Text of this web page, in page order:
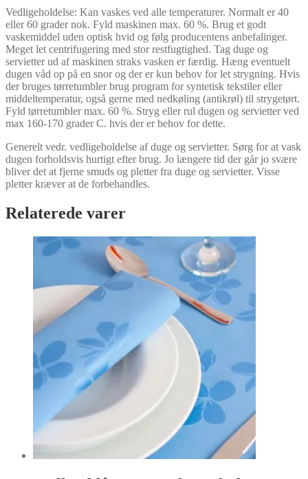
Vedligeholdelse: Kan vaskes ved alle temperaturer. Normalt er 40
eller 60 grader nok. Fyld maskinen max. 60 %. Brug et godt
vaskemiddel uden optisk hvid og følg producentens anbefalinger.
Meget let centrifugering med stor restfugtighed. Tag duge og
servietter ud af maskinen straks vasken er færdig. Hæng eventuelt
dugen våd op på en snor og der er kun behov for let strygning. Hvis
der bruges tørretumbler brug program for syntetisk tekstiler eller
middeltemperatur, også gerne med nedkøling (antikrøl) til strygetørt.
Fyld tørretumbler max. 60 %. Stryg eller rul dugen og servietter ved
max 160-170 grader C. hvis der er behov for dette.
Generelt vedr. vedligeholdelse af duge og servietter. Sørg for at vask
dugen forholdsvis hurtigt efter brug. Jo længere tid der går jo svære
bliver det at fjerne smuds og pletter fra duge og servietter. Visse
pletter kræver at de forbehandles.
Relaterede varer